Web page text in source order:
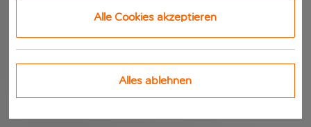
Alle Cookies akzeptieren
Alles ablehnen